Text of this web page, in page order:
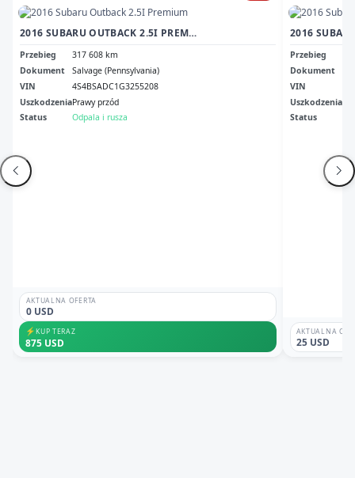
2016 SUBARU OUTBACK 2.5I PREMIUM
Przebieg
317 608 km
Dokument
Salvage (Pennsylvania)
VIN
4S4BSADC1G3255208
UszkodzeniaPrawy przód
Status
Odpala i rusza
AKTUALNA OFERTA
0 USD
⚡KUP TERAZ
875 USD
Przebieg
Dokument
VIN
Uszkodzenia
Status
AKTUALNA
25 USD